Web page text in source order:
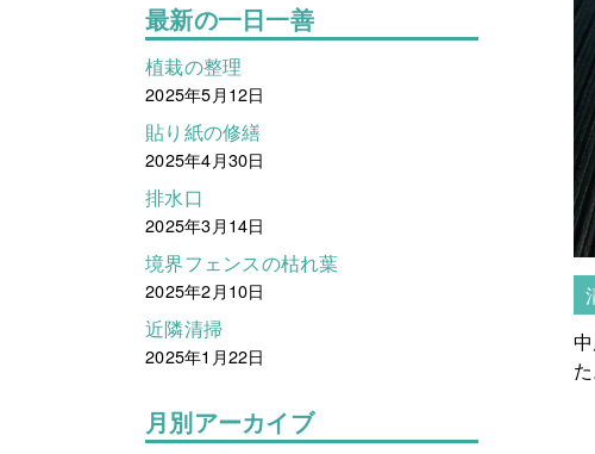
最新の一日一善
植栽の整理
2025年5月12日
貼り紙の修繕
2025年4月30日
排水口
2025年3月14日
境界フェンスの枯れ葉
2025年2月10日
近隣清掃
2025年1月22日
月別アーカイブ